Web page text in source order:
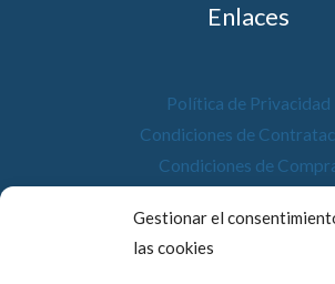
Gestionar el
las cookies
Enlaces
Política de Privacidad
Condiciones de
Condiciones de
Política de Cookies
Accesibilidad